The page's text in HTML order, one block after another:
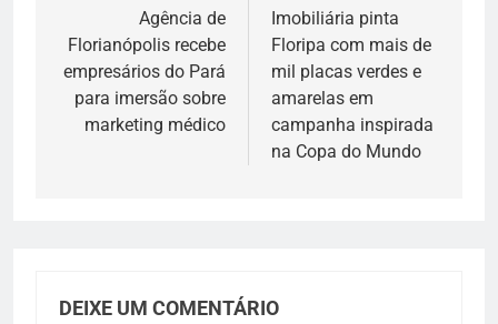
Post
Agência de
Florianópolis recebe
empresários do Pará
para imersão sobre
marketing médico
Imobiliária pinta
Floripa com mais de
mil placas verdes e
amarelas em
campanha inspirada
na Copa do Mundo
DEIXE UM COMENTÁRIO